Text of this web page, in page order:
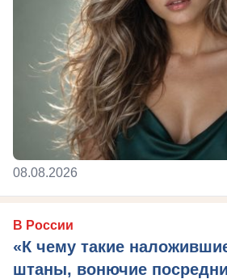
08.08.2026
В России
«К чему такие
штаны, вонючие